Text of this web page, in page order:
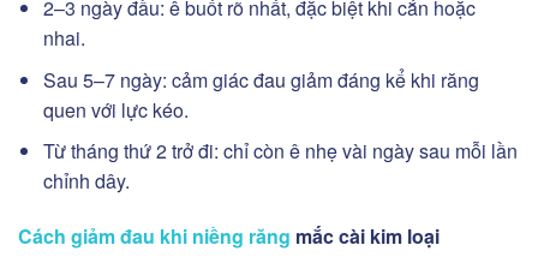
2–3 ngày đầu: ê buốt rõ nhất, đặc biệt khi cắn hoặc
nhai.
Sau 5–7 ngày: cảm giác đau giảm đáng kể khi răng
quen với lực kéo.
Từ tháng thứ 2 trở đi: chỉ còn ê nhẹ vài ngày sau mỗi lần
chỉnh dây.
Cách giảm đau khi niềng răng mắc cài kim loại